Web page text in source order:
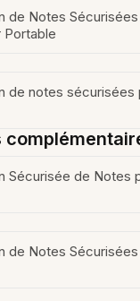
de Notes
Portable
de notes sécurisées
Sécurisée de Notes
de Notes